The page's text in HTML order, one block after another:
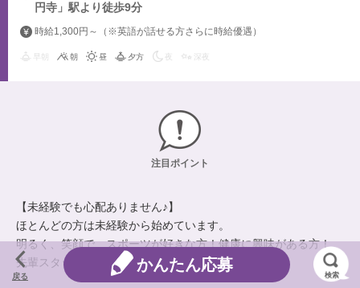
円寺」駅より徒歩9分
時給1,300円～（※英語が話せる方さらに時給優遇）
朝 昼 夕方 夜 深夜
注目ポイント
【未経験でも心配ありません♪】
ほとんどの方は未経験から始めています。
明るく、笑顔で、スポーツが好きな方！健康に興味がある方！
先輩スタッフがついて丁寧にお教えします。
戻る
かんたん応募
検索